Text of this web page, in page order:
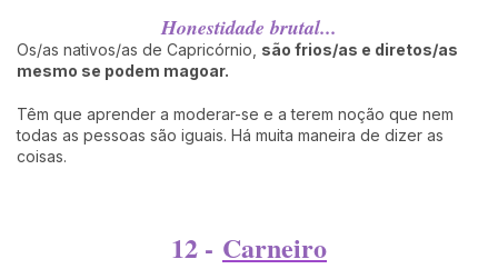
Honestidade brutal...
Os/as nativos/as de Capricórnio, são frios/as e diretos/as
mesmo se podem magoar.
Têm que aprender a moderar-se e a terem noção que nem
todas as pessoas são iguais. Há muita maneira de dizer as
coisas.
12 - Carneiro